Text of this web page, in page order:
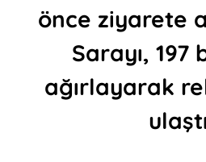
önce ziyarete
Sarayı, 197
ağırlayarak